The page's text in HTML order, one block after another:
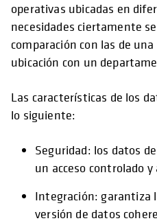
operativas ubicadas en
necesidades ciertamente
comparación con las de
ubicación con un
Las características de los
lo siguiente:
Seguridad: los datos
un acceso controlado
Integración: garantiza
versión de datos